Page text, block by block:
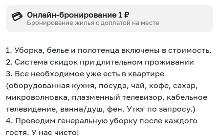
💳 Онлайн-бронирование 1 ₽
Бронирование жилья с доплатой на месте
1. Уборка, белье и полотенца включены в стоимость.
2. Система скидок при длительном проживании
3. Все необходимое уже есть в квартире
(оборудованная кухня, посуда, чай, кофе, сахар,
микроволновка, плазменный телевизор, кабельное
телевидение, ванна/душ, фен. Утюг по запросу.)
4. Проводим генеральную уборку после каждого
гостя. У нас чисто!